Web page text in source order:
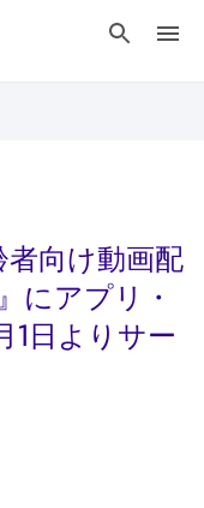
向け動画配
にアプリ・
1日よりサー